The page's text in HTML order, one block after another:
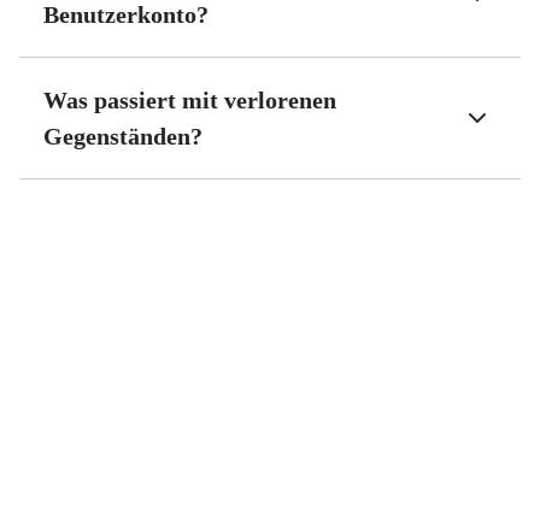
Benutzerkonto?
Was passiert mit verlorenen
Gegenständen?